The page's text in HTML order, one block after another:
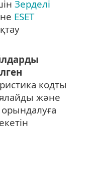
Зерделі
ESET
кодты
және